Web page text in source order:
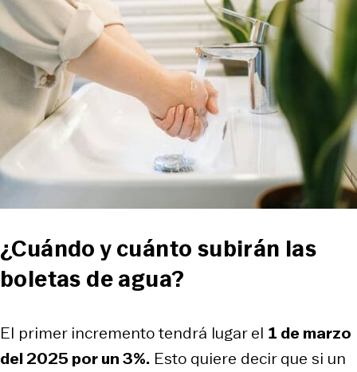
¿Cuándo y cuánto subirán las
boletas de agua?
El primer incremento tendrá lugar el 1 de marzo
del 2025 por un 3%. Esto quiere decir que si un